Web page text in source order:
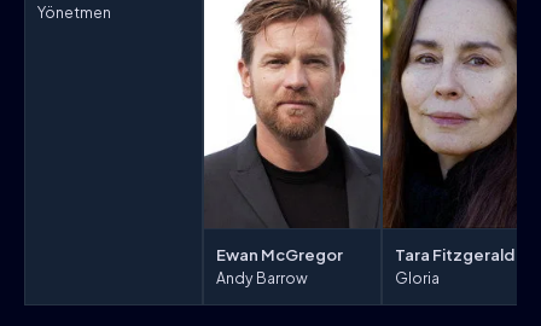
Yönetmen
Ewan McGregor
Andy Barrow
Tara Fitzgerald
Gloria